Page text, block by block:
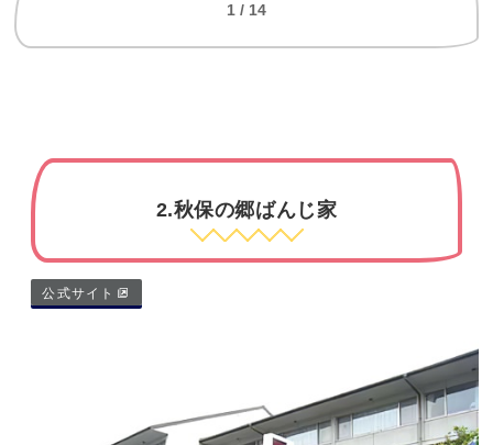
1 / 14
2.秋保の郷ばんじ家
公式サイト